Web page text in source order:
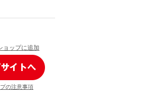
ョップに追加
の注意事項